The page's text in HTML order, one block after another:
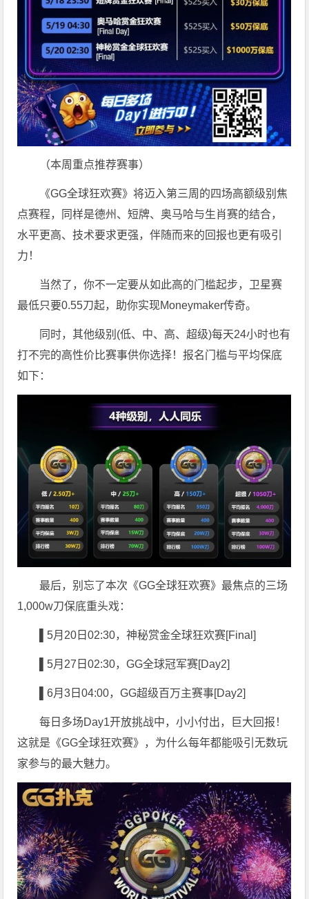
（本周重点推荐赛事）
《GG全球狂欢赛》将迈入第三周的四场高额级别焦
点赛程，同样是德州、短牌、奥马哈与生肖赛的结合，
水平更高、技术要求更强，伴随而来的回报也更有吸引
力！
当然了，你不一定要从如此高的门槛起步，卫星赛
最低只要0.55刀起，助你实现Moneymaker传奇。
同时，其他级别(低、中、高、超级)每天24小时也有
打不完的高性价比赛事供你选择！报名门槛与平均保底
如下：
最后，别忘了本次《GG全球狂欢赛》最焦点的三场
1,000w刀保底重头戏：
▌5月20日02:30，神秘赏金全球狂欢赛[Final]
▌5月27日02:30，GG全球冠军赛[Day2]
▌6月3日04:00，GG超级百万主赛事[Day2]
每日多场Day1开放挑战中，小小付出，巨大回报！
这就是《GG全球狂欢赛》，为什么每年都能吸引无数玩
家参与的最大魅力。